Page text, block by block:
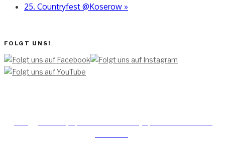
25. Countryfest @Koserow »
FOLGT UNS!